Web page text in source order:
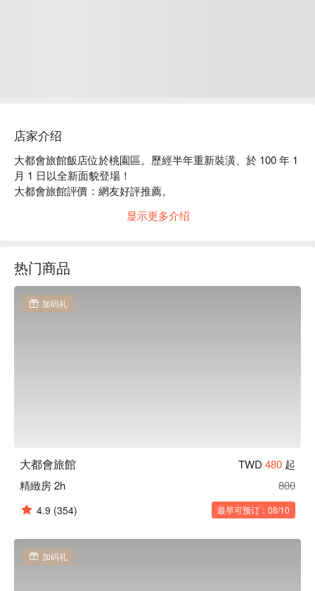
店家介绍
大都會旅館飯店位於桃園區。歷經半年重新裝潢、於 100 年 1
月 1 日以全新面貌登場！
大都會旅館評價：網友好評推薦。
餐飲選。位於桃園市中心、與桃園縣政府、地方法院為鄰、距
高速公路桃園交流道下、走大興西路至國際路右轉往前約 500
公尺 延壽街左轉既可抵達大都會商旅；交通便利、四通八
達；無論商務洽公、外出旅遊、大都會商旅絕對是您住宿的最
佳選擇。
显示更多介绍
热门商品
加码礼
大都會旅館 TWD 480 起
精緻房 2h
800
4.9 (354) 最早可预订：08/10
加码礼